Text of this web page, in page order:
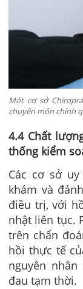
Một cơ sở
chuyên môn chính
4.4 Chất
thống kiểm
Các cơ sở
khám và
điều trị, với
nhật liên tục.
trên chẩn
hồi thực tế
nguyên
đau tạm thời.